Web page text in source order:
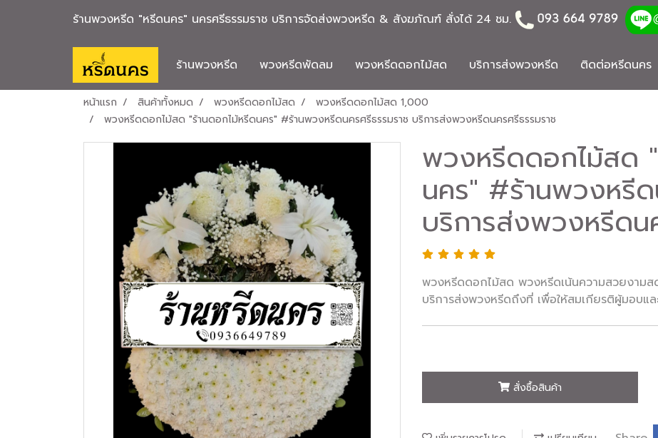
ร้านพวงหรีด "หรีดนคร" นครศรีธรรมราช บริการจัดส่งพวงหรีด & สังฆภัณฑ์ สั่งได้ 24 ชม.
ร้านพวงหรีด พวงหรีดพัดลม พวงหรีดดอกไม้สด บริการส่งพวงหรีด ติดต่อหรีดนคร
หน้าแรก สินค้าทั้งหมด พวงหรีดดอกไม้สด
พวงหรีดดอกไม้สด 1,000
พวงหรีดดอกไม้สด "ร้านดอกไม้หรีดนคร" #ร้านพวงหรีดนครศรีธรรมราช บริการส่งพวงหรีดนครศรีธรรมราช
พวงหรีดดอกไม้สด
นคร" #ร้านพวงหรีด
บริการส่งพวงหรีดน
พวงหรีดดอกไม้สด พวงหรีดเน้นความสวยงาม
บริการส่งพวงหรีดถึงที่ เพื่อให้สมเกียรติผู้มอบแ
สั่งซื้อสินค้า